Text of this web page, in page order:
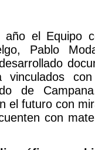
el Equipo
Pablo
vinculados
de
el futuro con
con